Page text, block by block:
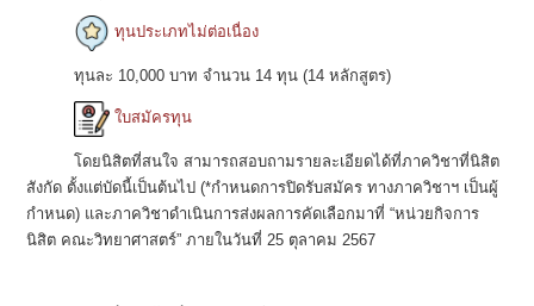
ทุนประเภทไม่ต่อเนื่อง
ทุนละ 10,000 บาท จำนวน 14 ทุน (14 หลักสูตร)
ใบสมัครทุน
โดยนิสิตที่สนใจ สามารถสอบถามรายละเอียดได้ที่ภาควิชาที่นิสิต
สังกัด ตั้งแต่บัดนี้เป็นต้นไป (*กำหนดการปิดรับสมัคร ทางภาควิชาฯ เป็นผู้
กำหนด) และภาควิชาดำเนินการส่งผลการคัดเลือกมาที่ “หน่วยกิจการ
นิสิต คณะวิทยาศาสตร์” ภายในวันที่ 25 ตุลาคม 2567